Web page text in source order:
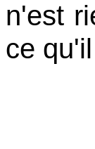
n'est
ce